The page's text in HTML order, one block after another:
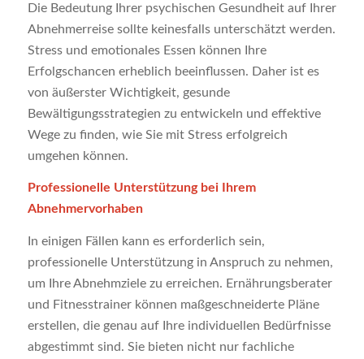
Die Bedeutung Ihrer psychischen Gesundheit auf Ihrer
Abnehmerreise sollte keinesfalls unterschätzt werden.
Stress und emotionales Essen können Ihre
Erfolgschancen erheblich beeinflussen. Daher ist es
von äußerster Wichtigkeit, gesunde
Bewältigungsstrategien zu entwickeln und effektive
Wege zu finden, wie Sie mit Stress erfolgreich
umgehen können.
Professionelle Unterstützung bei Ihrem
Abnehmervorhaben
In einigen Fällen kann es erforderlich sein,
professionelle Unterstützung in Anspruch zu nehmen,
um Ihre Abnehmziele zu erreichen. Ernährungsberater
und Fitnesstrainer können maßgeschneiderte Pläne
erstellen, die genau auf Ihre individuellen Bedürfnisse
abgestimmt sind. Sie bieten nicht nur fachliche